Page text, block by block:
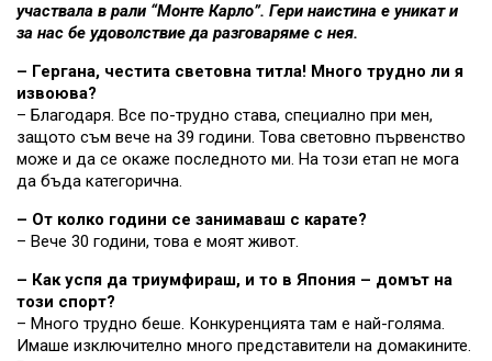
участвала в рали “Монте Карло”. Гери наистина е уникат и
за нас бе удоволствие да разговаряме с нея.
– Гергана, честита световна титла! Много трудно ли я
извоюва?
– Благодаря. Все по-трудно става, специално при мен,
защото съм вече на 39 години. Това световно първенство
може и да се окаже последното ми. На този етап не мога
да бъда категорична.
– От колко години се занимаваш с карате?
– Вече 30 години, това е моят живот.
– Как успя да триумфираш, и то в Япония – домът на
този спорт?
– Много трудно беше. Конкуренцията там е най-голяма.
Имаше изключително много представители на домакините.